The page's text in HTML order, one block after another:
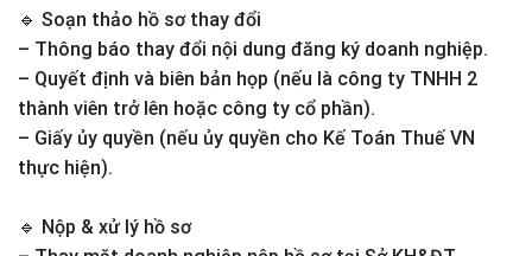
🔹 Soạn thảo hồ sơ thay đổi
– Thông báo thay đổi nội dung đăng ký doanh nghiệp.
– Quyết định và biên bản họp (nếu là công ty TNHH 2
thành viên trở lên hoặc công ty cổ phần).
– Giấy ủy quyền (nếu ủy quyền cho Kế Toán Thuế VN
thực hiện).
🔹 Nộp & xử lý hồ sơ